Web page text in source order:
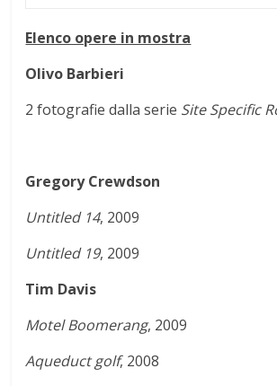
Elenco opere in mostra
Olivo Barbieri
2 fotografie dalla serie Site Specific
Gregory Crewdson
Untitled 14, 2009
Untitled 19, 2009
Tim Davis
Motel Boomerang, 2009
Aqueduct golf, 2008